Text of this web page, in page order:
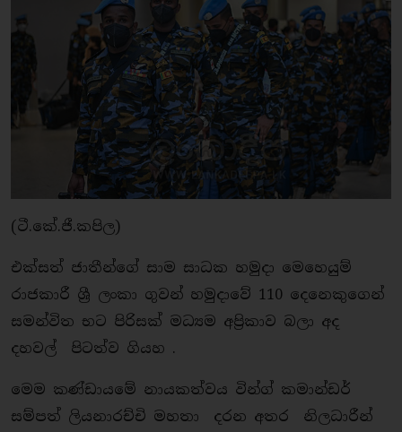
(ටී.කේ.ජී.කපිල)
එක්සත් ජාතීන්ගේ සාම සාධක හමුදා මෙහෙයුම්
රාජකාරී ශ්‍රී ලංකා ගුවන් හමුදාවේ 110 දෙනෙකුගෙන්
සමන්විත භට පිරිසක් මධ්‍යම අප්‍රිකාව බලා අද
දහවල් පිටත්ව ගියහ .
මෙම කණ්ඩායමේ නායකත්වය වින්ග් කමාන්ඩර්
සම්පත් ලියනාරච්චි මහතා දරන අතර නිලධාරීන්